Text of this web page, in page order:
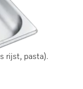
rijst, pasta).